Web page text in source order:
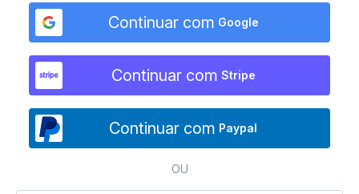
Continuar com Google
Continuar com Stripe
Continuar com Paypal
OU